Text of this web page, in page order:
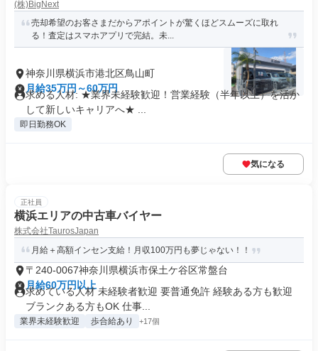
(株)BigNext
売却希望のお客さまだからアポイントが驚くほどスムーズに取れ
る！査定はスマホアプリで完結。未...
神奈川県横浜市港北区鳥山町
月給35万円～60万円
求める人材: ★業界未経験歓迎！営業経験（半年以上）を活か
して新しいキャリアへ★ ...
即日勤務OK
気になる
正社員
横浜エリアの中古車バイヤー
株式会社TaurosJapan
月給＋高額インセン支給！月収100万円も夢じゃない！！
〒240-0067神奈川県横浜市保土ケ谷区常盤台
月給60万円以上
求めている人材 未経験者歓迎 要普通免許 経験ある方も歓迎
ブランクある方もOK 仕事...
業界未経験歓迎 歩合給あり +17個